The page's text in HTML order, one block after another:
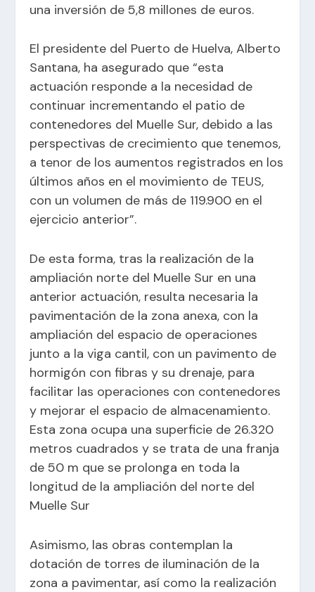
una inversión de 5,8 millones de euros.
El presidente del Puerto de Huelva, Alberto
Santana, ha asegurado que “esta
actuación responde a la necesidad de
continuar incrementando el patio de
contenedores del Muelle Sur, debido a las
perspectivas de crecimiento que tenemos,
a tenor de los aumentos registrados en los
últimos años en el movimiento de TEUS,
con un volumen de más de 119.900 en el
ejercicio anterior”.
De esta forma, tras la realización de la
ampliación norte del Muelle Sur en una
anterior actuación, resulta necesaria la
pavimentación de la zona anexa, con la
ampliación del espacio de operaciones
junto a la viga cantil, con un pavimento de
hormigón con fibras y su drenaje, para
facilitar las operaciones con contenedores
y mejorar el espacio de almacenamiento.
Esta zona ocupa una superficie de 26.320
metros cuadrados y se trata de una franja
de 50 m que se prolonga en toda la
longitud de la ampliación del norte del
Muelle Sur
Asimismo, las obras contemplan la
dotación de torres de iluminación de la
zona a pavimentar, así como la realización